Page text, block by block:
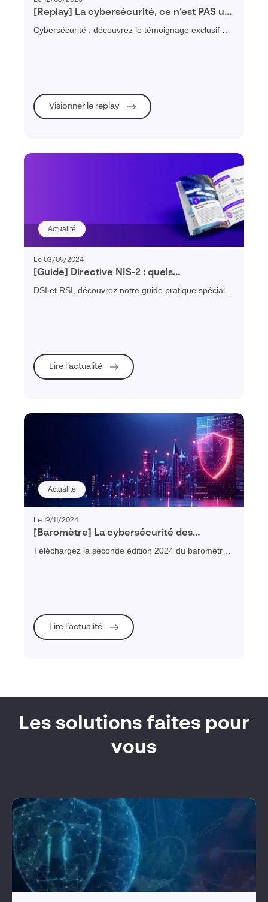
[Replay] La cybersécurité, ce n’est PAS un
luxe, le DSI du Groupe SPI témoigne
Cybersécurité : découvrez le témoignage exclusif du
Visionner le replay
Actualité
Le 03/09/2024
[Guide] Directive NIS-2 : quels
changements faut il prévoir ?
DSI et RSI, découvrez notre guide pratique spécial
Lire l’actualité
Actualité
Le 19/11/2024
[Baromètre] La cybersécurité des
entreprises françaises – édition 2024
Téléchargez la seconde édition 2024 du baromètre
Lire l’actualité
Les solutions faites pour
vous